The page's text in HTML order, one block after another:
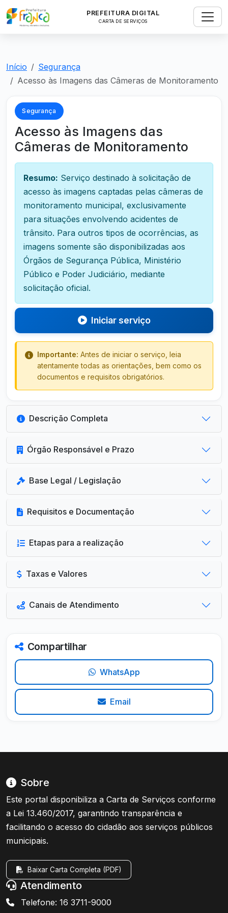
PREFEITURA DIGITAL
CARTA DE SERVIÇOS
Início
Segurança
Acesso às Imagens das Câmeras de Monitoramento
Segurança
Acesso às Imagens das
Câmeras de Monitoramento
Resumo: Serviço destinado à solicitação de
acesso às imagens captadas pelas câmeras de
monitoramento municipal, exclusivamente
para situações envolvendo acidentes de
trânsito. Para outros tipos de ocorrências, as
imagens somente são disponibilizadas aos
Órgãos de Segurança Pública, Ministério
Público e Poder Judiciário, mediante
solicitação oficial.
Iniciar serviço
Importante: Antes de iniciar o serviço, leia
atentamente todas as orientações, bem como os
documentos e requisitos obrigatórios.
Descrição Completa
Órgão Responsável e Prazo
Base Legal / Legislação
Requisitos e Documentação
Etapas para a realização
Taxas e Valores
Canais de Atendimento
Compartilhar
WhatsApp
Email
Sobre
Este portal disponibiliza a Carta de Serviços conforme
a Lei 13.460/2017, garantindo transparência e
facilitando o acesso do cidadão aos serviços públicos
municipais.
Baixar Carta Completa (PDF)
Atendimento
Telefone: 16 3711-9000